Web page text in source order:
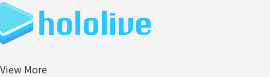
View More